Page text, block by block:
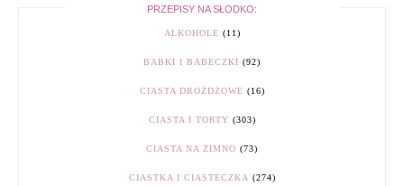
PRZEPISY NA SŁODKO:
ALKOHOLE (11)
BABKI I BABECZKI (92)
CIASTA DROŻDŻOWE (16)
CIASTA I TORTY (303)
CIASTA NA ZIMNO (73)
CIASTKA I CIASTECZKA (274)